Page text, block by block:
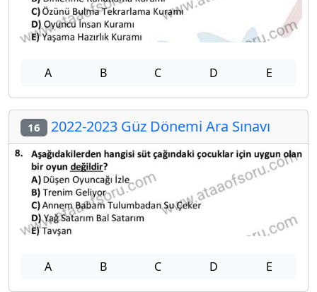
A B C D E
16 2022-2023 Güz Dönemi Ara Sınavı
A B C D E